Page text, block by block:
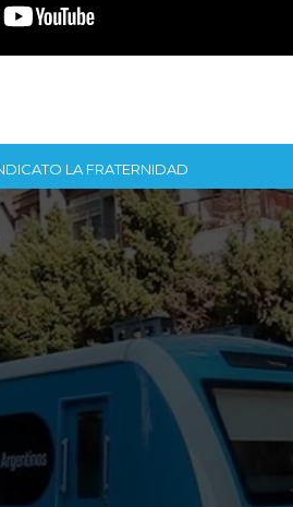
LA FRATERNIDAD